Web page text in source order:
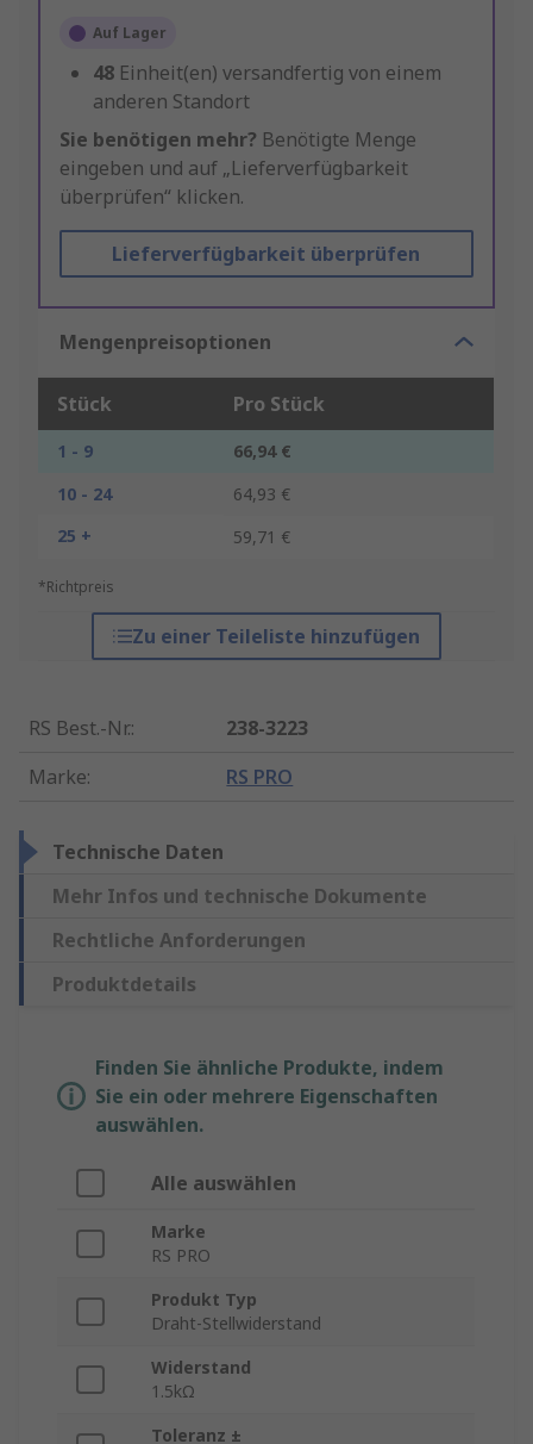
Auf Lager
48 Einheit(en) versandfertig von einem
anderen Standort
Sie benötigen mehr? Benötigte Menge
eingeben und auf „Lieferverfügbarkeit
überprüfen“ klicken.
Lieferverfügbarkeit überprüfen
Mengenpreisoptionen
Stück Pro Stück
1 - 9
66,94 €
10 - 24
64,93 €
25 +
59,71 €
*Richtpreis
Zu einer Teileliste hinzufügen
RS Best.-Nr.:
238-3223
Marke: RS PRO
Technische Daten
Mehr Infos und technische Dokumente
Rechtliche Anforderungen
Produktdetails
Finden Sie ähnliche Produkte, indem
Sie ein oder mehrere Eigenschaften
auswählen.
Alle auswählen
Marke
RS PRO
Produkt Typ
Draht-Stellwiderstand
Widerstand
1.5kΩ
Toleranz ±